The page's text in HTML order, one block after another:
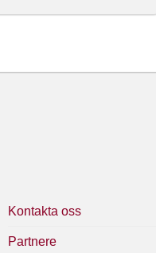
Kontakta oss
Partnere